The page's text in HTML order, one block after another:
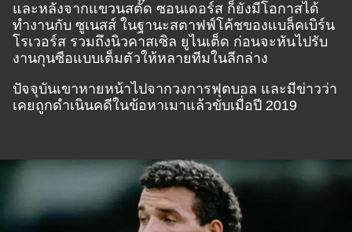
และหลังจากแขวนสตั๊ด ซอนเดอร์ส ก็ยังมีโอกาสได้
ทำงานกับ ซูเนสส์ ในฐานะสตาฟฟ์โค้ชของแบล็คเบิร์น
โรเวอร์ส รวมถึงนิวคาสเซิล ยูไนเต็ด ก่อนจะหันไปรับ
งานกุนซือแบบเต็มตัวให้หลายทีมในลีกล่าง
ปัจจุบันเขาหายหน้าไปจากวงการฟุตบอล และมีข่าวว่า
เคยถูกดำเนินคดีในข้อหาเมาแล้วขับเมื่อปี 2019